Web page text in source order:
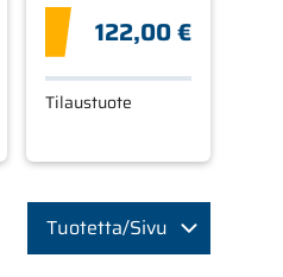
122,00 €
Tilaustuote
Tuotetta/Sivu